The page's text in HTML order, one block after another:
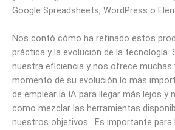
Google Spreadsheets, WordPress o
Nos contó cómo ha refinado estos
práctica y la evolución de la tecnología.
nuestra eficiencia y nos ofrece muchas
momento de su evolución lo más
de emplear la IA para llegar más lejos y
como mezclar las herramientas
nuestros objetivos. Es importante para